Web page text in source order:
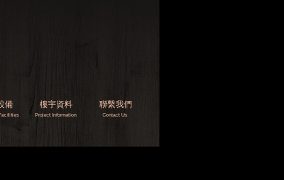
Facilities Contact Us
Project nformation
備 樓宇資料 聯繫我們